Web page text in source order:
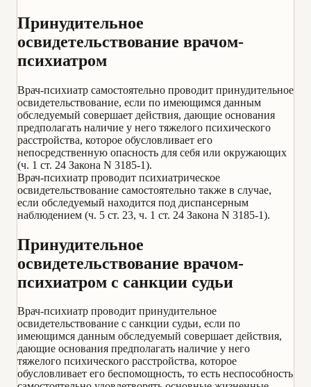
Принудительное
освидетельствование врачом-
психиатром
Врач-психиатр самостоятельно проводит принудительное
освидетельствование, если по имеющимся данным
обследуемый совершает действия, дающие основания
предполагать наличие у него тяжелого психического
расстройства, которое обусловливает его
непосредственную опасность для себя или окружающих
(ч. 1 ст. 24 Закона N 3185-1).
Врач-психиатр проводит психиатрическое
освидетельствование самостоятельно также в случае,
если обследуемый находится под диспансерным
наблюдением (ч. 5 ст. 23, ч. 1 ст. 24 Закона N 3185-1).
Принудительное
освидетельствование врачом-
психиатром с санкции судьи
Врач-психиатр проводит принудительное
освидетельствование с санкции судьи, если по
имеющимся данным обследуемый совершает действия,
дающие основания предполагать наличие у него
тяжелого психического расстройства, которое
обусловливает его беспомощность, то есть неспособность